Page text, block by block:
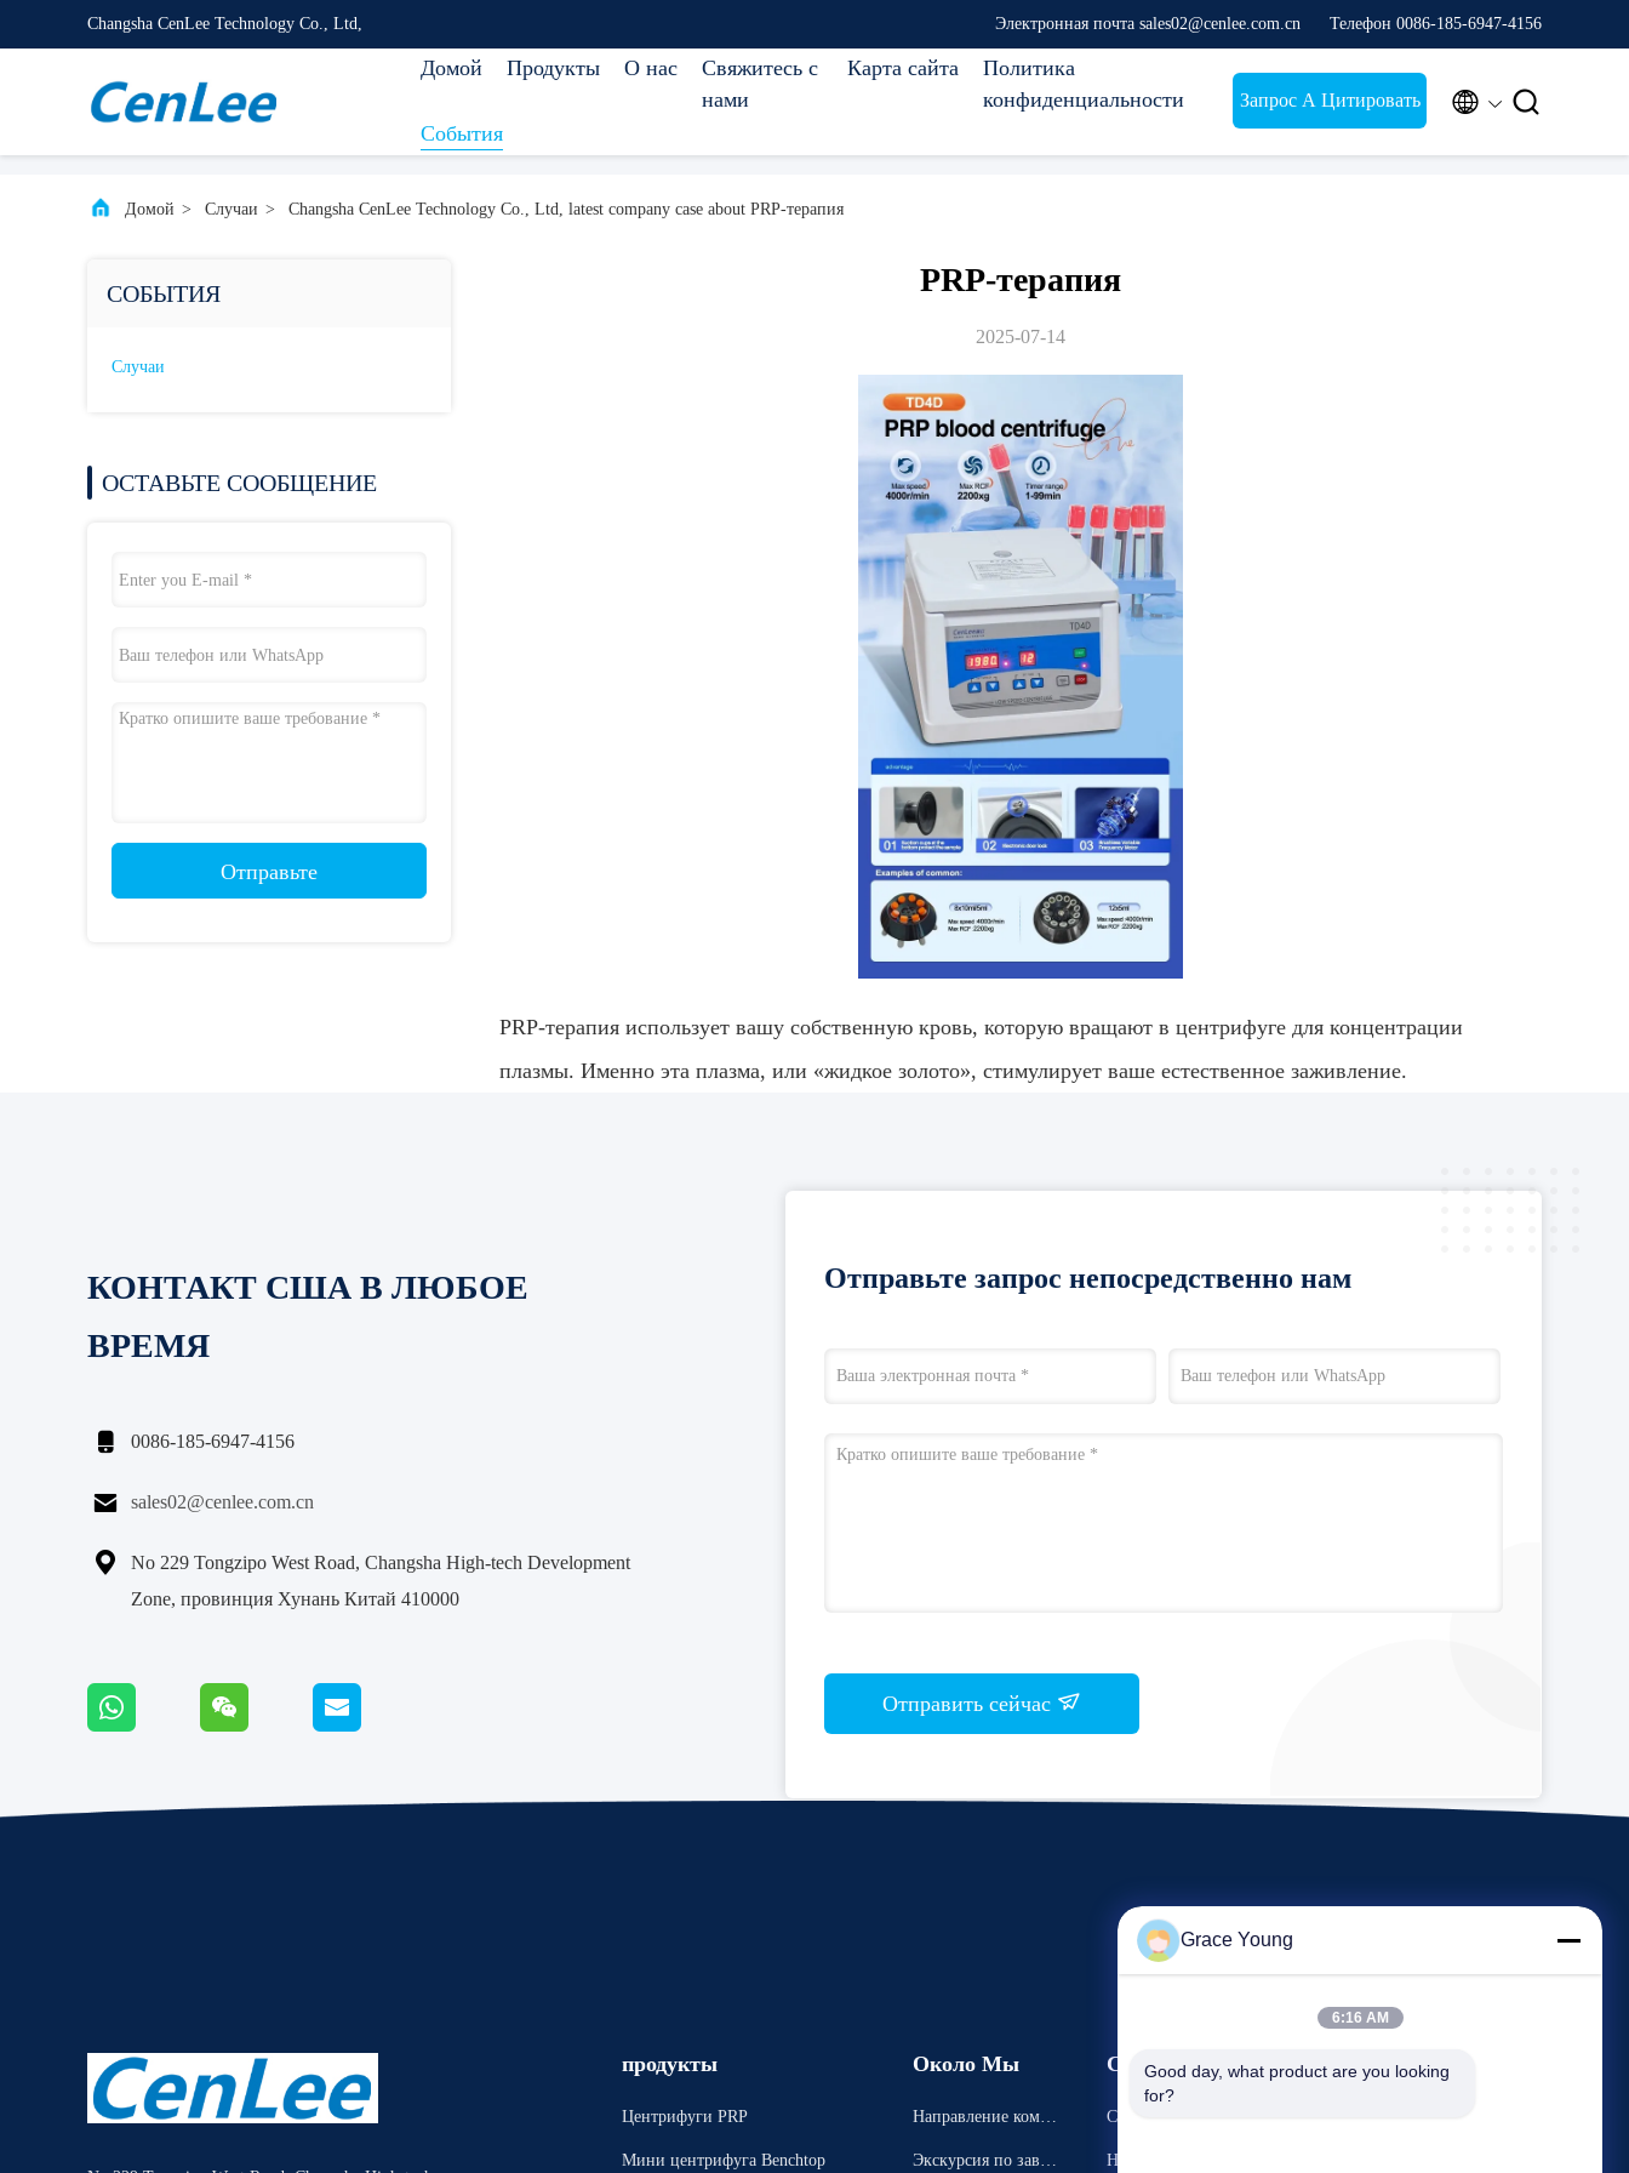
Changsha CenLee Technology Co., Ltd, Электронная почта sales02@cenlee.com.cn Телефон 0086-185-6947-4156
Домой Продукты О нас
Свяжитесь с
нами
Карта сайта
Политика
конфиденциальности
События
Запрос А Цитировать  
Домой > Случаи > Changsha CenLee Technology Co., Ltd, latest company case about PRP-терапия
СОБЫТИЯ
Случаи
ОСТАВЬТЕ СООБЩЕНИЕ
Отправьте
PRP-терапия
2025-07-14
PRP-терапия использует вашу собственную кровь, которую вращают в центрифуге для концентрации
плазмы. Именно эта плазма, или «жидкое золото», стимулирует ваше естественное заживление.
КОНТАКТ США В ЛЮБОЕ
ВРЕМЯ
 0086-185-6947-4156
 sales02@cenlee.com.cn

No 229 Tongzipo West Road, Changsha High-tech Development
Zone, провинция Хунань Китай 410000
Отправьте запрос непосредственно нам
Отправить сейчас
продукты
Центрифуги PRP
Мини центрифуга Benchtop
Около Мы
Направление компа
Экскурсия по завод
События
Случаи
Новости
Запрос А Цитировать
Grace Young
6:16 AM
Good day, what product are you looking
for?